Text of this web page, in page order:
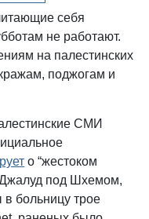
себя
не работают.
на палестинских
поджогам и
СМИ
о “жестоком
Джалуд под Шхемом,
в больницу трое